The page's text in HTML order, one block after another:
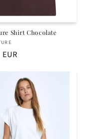
Shirt Chocolate